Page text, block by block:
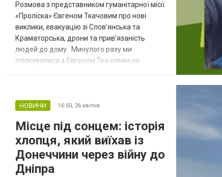
Розмова з представником гуманітарної місії
«Проліска» Євгеном Ткачовим про нові
виклики, евакуацію зі Слов’янська та
Краматорська, дрони та прив’язаність
людей до дому. Минулого разу ми
спілкувалися з Євгеном Ткачовим на
Краматорська та Дружківки. Ситуація на
небезпека стала ближчою. Та люди все
одно...
НОВИНИ 16:50, 26 квітня
Місце під сонцем: історія
хлопця, який виїхав із
Донеччини через війну до
Дніпра